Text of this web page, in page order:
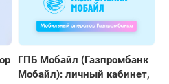
ГПБ Мобайл (Газпромбанк
Мобайл): личный кабинет,